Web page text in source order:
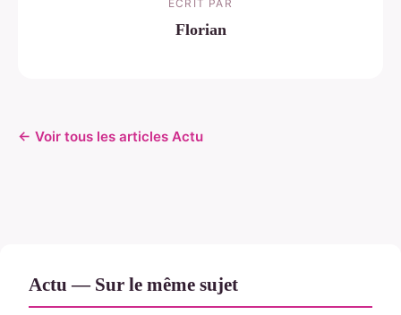
ECRIT PAR
Florian
← Voir tous les articles Actu
Actu — Sur le même sujet